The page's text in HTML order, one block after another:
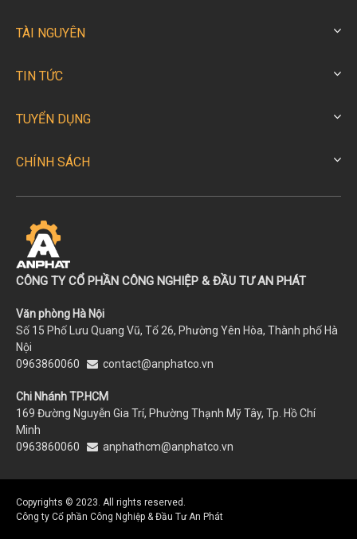
TÀI NGUYÊN
TIN TỨC
TUYỂN DỤNG
CHÍNH SÁCH
CÔNG TY CỔ PHẦN CÔNG NGHIỆP & ĐẦU TƯ AN PHÁT
Văn phòng Hà Nội
Số 15 Phố Lưu Quang Vũ, Tổ 26, Phường Yên Hòa, Thành phố Hà
Nội
0963860060
contact@anphatco.vn
Chi Nhánh TP.HCM
169 Đường Nguyễn Gia Trí, Phường Thạnh Mỹ Tây, Tp. Hồ Chí
Minh
0963860060
anphathcm@anphatco.vn
Copyrights © 2023. All rights reserved.
Công ty Cổ phần Công Nghiệp & Đầu Tư An Phát